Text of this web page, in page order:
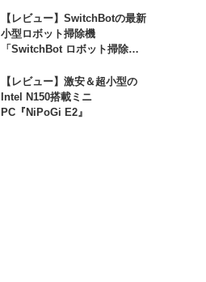
【レビュー】SwitchBotの最新
小型ロボット掃除機
「SwitchBot ロボット掃除機
【レビュー】激安＆超小型の
Intel N150搭載ミニ
PC『NiPoGi E2』